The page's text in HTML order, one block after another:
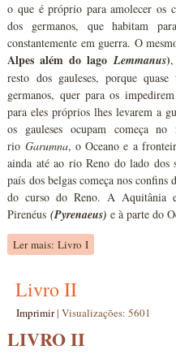
o que é próprio para amolecer os
dos germanos, que habitam
constantemente em guerra. O
Alpes além do lagoLemmanus),
resto dos gauleses, porque
germanos, quer para os
para eles próprios lhes levarem a
os gauleses ocupam começa no
rioGarumna, o Oceano e a
ainda até ao rio Reno do lado dos
país dos belgas começa nos confins
do curso do Reno. A Aquitânia
Pirenéus(Pyrenaeus) e à parte do
Ler mais: Livro I
Livro II
Imprimir|Visualizações: 5601
LIVRO II